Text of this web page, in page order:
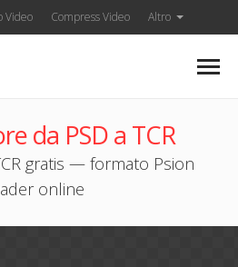
Video Compress Video Altro
da PSD a TCR
gratis — formato Psion
online